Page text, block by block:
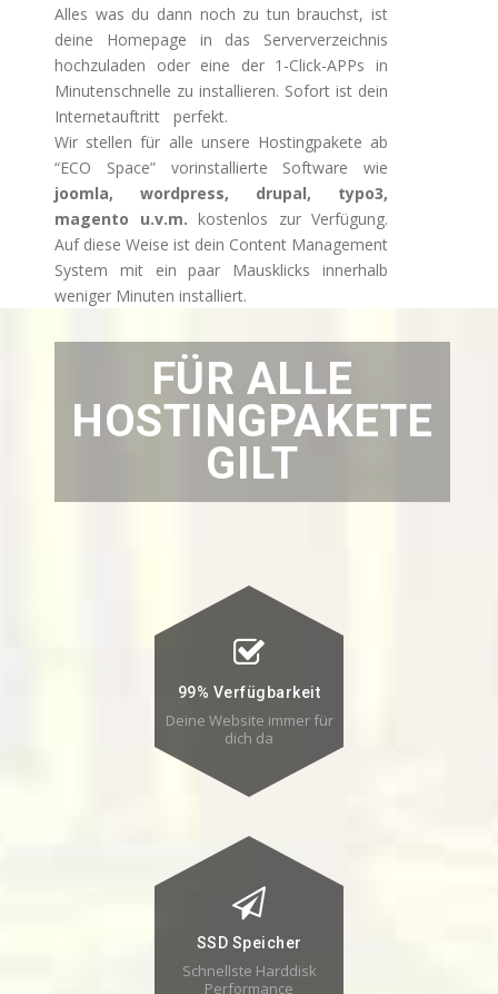
Alles was du dann noch zu tun brauchst, ist
deine Homepage in das Serververzeichnis
hochzuladen oder eine der 1-Click-APPs in
Minutenschnelle zu installieren. Sofort ist dein
Internetauftritt perfekt.
Wir stellen für alle unsere Hostingpakete ab
“ECO Space” vorinstallierte Software wie
joomla, wordpress, drupal, typo3,
magento u.v.m. kostenlos zur Verfügung.
Auf diese Weise ist dein Content Management
System mit ein paar Mausklicks innerhalb
weniger Minuten installiert.
FÜR ALLE
HOSTINGPAKETE
GILT
99% Verfügbarkeit
Deine Website immer für
dich da
SSD Speicher
Schnellste Harddisk
Performance